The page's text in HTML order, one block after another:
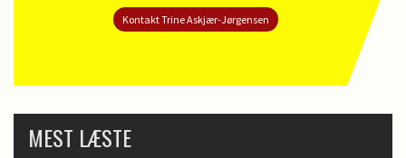
Kontakt Trine Askjær-Jørgensen
MEST LÆSTE